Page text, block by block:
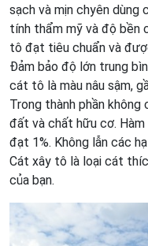
sạch và mịn chyên
tính thẩm mỹ và độ bền
tô đạt tiêu chuẩn và
Đảm bảo độ lớn trung
cát tô là màu nâu sậm,
Trong thành phần không
đất và chất hữu cơ.
đạt 1%. Không lẫn các
Cát xây tô là loại cát
của bạn.